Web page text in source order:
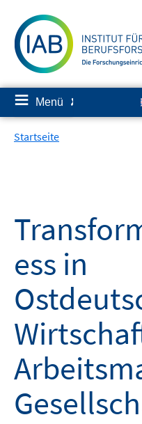
zum
Inhalt
≡ Menü ✘
Startseite
ess in